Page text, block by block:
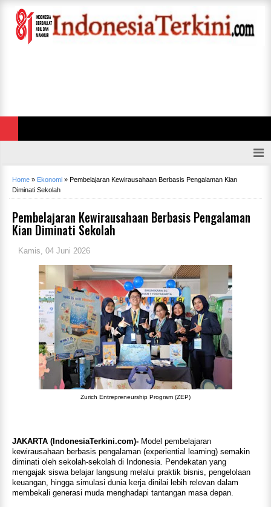
Home » Ekonomi » Pembelajaran Kewirausahaan Berbasis Pengalaman Kian
Diminati Sekolah
Pembelajaran Kewirausahaan Berbasis Pengalaman
Kian Diminati Sekolah
Kamis, 04 Juni 2026
Zurich Entrepreneurship Program (ZEP)
JAKARTA (IndonesiaTerkini.com)- Model pembelajaran
kewirausahaan berbasis pengalaman (experiential learning) semakin
diminati oleh sekolah-sekolah di Indonesia. Pendekatan yang
mengajak siswa belajar langsung melalui praktik bisnis, pengelolaan
keuangan, hingga simulasi dunia kerja dinilai lebih relevan dalam
membekali generasi muda menghadapi tantangan masa depan.